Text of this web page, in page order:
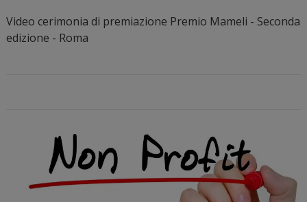
Video cerimonia di premiazione Premio Mameli - Seconda
edizione - Roma